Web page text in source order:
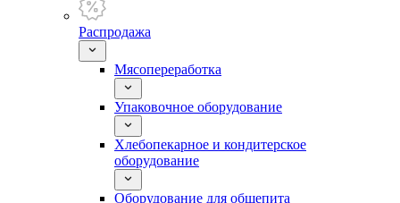
Распродажа
Мясопереработка
Упаковочное оборудование
Хлебопекарное и кондитерское
оборудование
Оборудование для общепита